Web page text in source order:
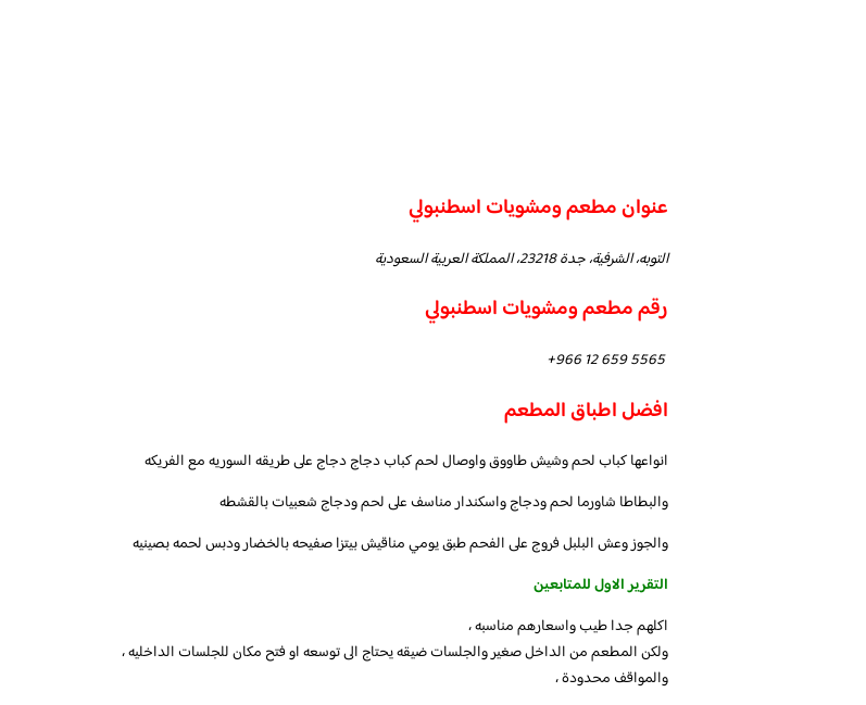
عنوان مطعم ومشويات اسطنبولي
التوبه، الشرفية، جدة 23218، المملكة العربية السعودية
رقم مطعم ومشويات اسطنبولي
+966 12 659 5565
افضل اطباق المطعم
انواعها كباب لحم وشيش طاووق واوصال لحم كباب دجاج دجاج على طريقه السوريه مع الفريكه
والبطاطا شاورما لحم ودجاج واسكندار مناسف على لحم ودجاج شعبيات بالقشطه
والجوز وعش البلبل فروج على الفحم طبق يومي مناقيش بيتزا صفيحه بالخضار ودبس لحمه بصينيه
التقرير الاول للمتابعين
اكلهم جدا طيب واسعارهم مناسبه ،
ولكن المطعم من الداخل صغير والجلسات ضيقه يحتاج الى توسعه او فتح مكان للجلسات الداخليه ،
والمواقف محدودة ،